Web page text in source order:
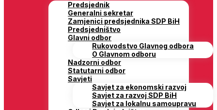
Predsjednik
Generalni sekretar
Zamjenici predsjednika SDP BiH
Predsjedništvo
Glavni odbor
Rukovodstvo Glavnog odbora
O Glavnom odboru
Nadzorni odbor
Statutarni odbor
Savjeti
Savjet za ekonomski razvoj
Savjet za razvoj SDP BiH
Savjet za lokalnu samoupravu